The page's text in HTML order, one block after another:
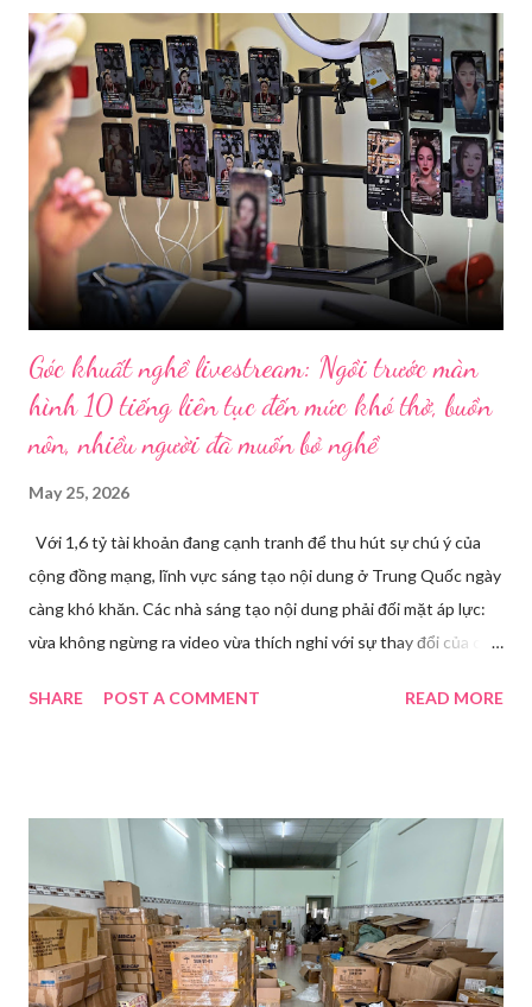
Góc khuất nghề livestream: Ngồi trước màn
hình 10 tiếng liên tục đến mức khó thở, buồn
nôn, nhiều người đã muốn bỏ nghề
May 25, 2026
Với 1,6 tỷ tài khoản đang cạnh tranh để thu hút sự chú ý của
cộng đồng mạng, lĩnh vực sáng tạo nội dung ở Trung Quốc ngày
càng khó khăn. Các nhà sáng tạo nội dung phải đối mặt áp lực:
vừa không ngừng ra video vừa thích nghi với sự thay đổi của các
Huawei tại Hội nghị Di động Thế giới tại Thượng Hải năm 2021.
thay đồ. Chỉ trong vài phút, phòng khách được sắp xếp lại. Hai
đèn chiếu ngược sáng bật lên. Một chiếc điện thoại được gắn cố
định. Cả ba người vào vị trí. Wu đã chuẩn bị sẵn lời thoại và trao
đổi trước cách diễn đạt với ông và mẹ, thậm chí còn bàn xem
dùng từ nào trong phương ngữ Thượng Hải nghe tự nhiên nhất
SHARE POST A COMMENT READ MORE